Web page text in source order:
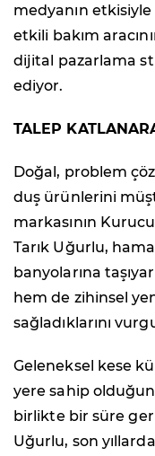
medyanın
etkili bakım
dijital pazarlama
ediyor.
TALEP
Doğal, problem
duş ürünlerini
markasının
Tarık Uğurlu,
banyolarına
hem de zihinsel
sağladıklarını
Geleneksel kese
yere sahip
birlikte bir süre
Uğurlu, son